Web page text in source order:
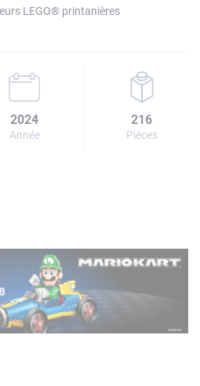
LEGO® printanières
2024
Année
216
Pièces